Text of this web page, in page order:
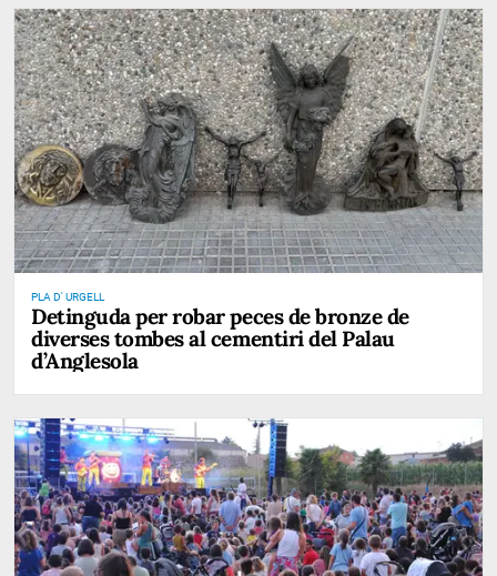
PLA D' URGELL
Detinguda per robar peces de bronze de
diverses tombes al cementiri del Palau
d’Anglesola